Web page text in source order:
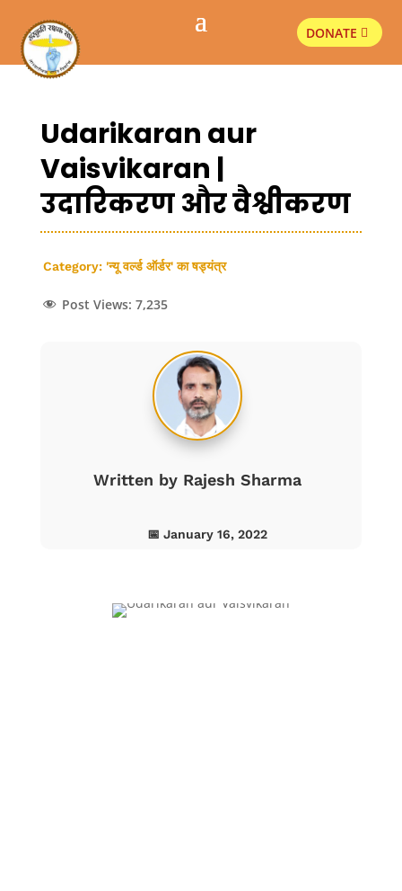
DONATE
Udarikaran aur
Vaisvikaran |
उदारिकरण और वैश्वीकरण
Category: 'न्यू वर्ल्ड ऑर्डर' का षड्यंत्र
Post Views: 7,235
Written by Rajesh Sharma
📅 January 16, 2022